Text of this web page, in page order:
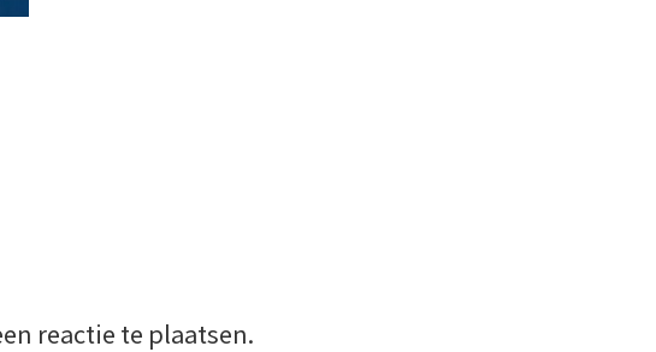
reactie te plaatsen.